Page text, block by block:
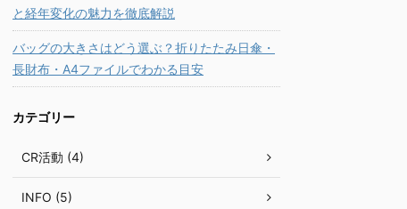
と経年変化の魅力を徹底解説
バッグの大きさはどう選ぶ？折りたたみ日傘・
長財布・A4ファイルでわかる目安
カテゴリー
CR活動 (4)
INFO (5)